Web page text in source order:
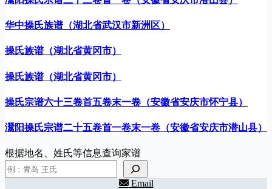
华中操氏族谱（湖北省武汉市新洲区）
操氏族谱（湖北省黄冈市）
操氏族谱（湖北省黄冈市）
操氏宗谱六十三卷首五卷末一卷（安徽省安庆市怀宁县）
灊阳操氏宗谱二十五卷首一卷末一卷（安徽省安庆市潜山县）
根据地名、姓氏等信息查询家谱
Email